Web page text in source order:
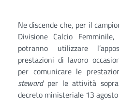
Ne discende che, per il
Divisione Calcio
potranno utilizzare
prestazioni di lavoro
per comunicare le
stewardper le attività
decreto ministeriale 13